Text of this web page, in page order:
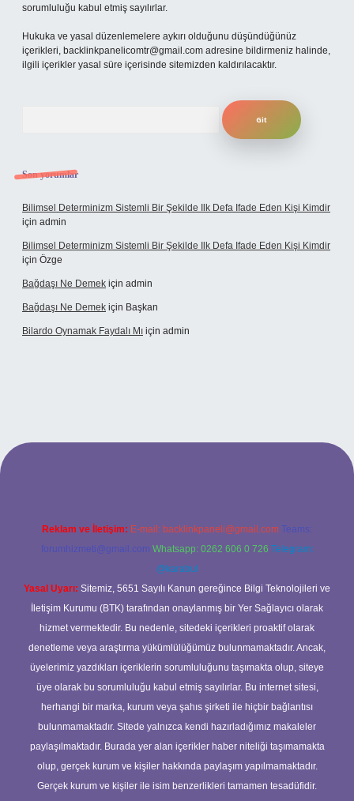
sorumluluğu kabul etmiş sayılırlar.
Hukuka ve yasal düzenlemelere aykırı olduğunu düşündüğünüz
içerikleri, backlinkpanelicomtr@gmail.com adresine bildirmeniz halinde,
ilgili içerikler yasal süre içerisinde sitemizden kaldırılacaktır.
Son yorumlar
Bilimsel Determinizm Sistemli Bir Şekilde Ilk Defa Ifade Eden Kişi Kimdir
için admin
Bilimsel Determinizm Sistemli Bir Şekilde Ilk Defa Ifade Eden Kişi Kimdir
için Özge
Bağdaşı Ne Demek için admin
Bağdaşı Ne Demek için Başkan
Bilardo Oynamak Faydalı Mı için admin
Reklam ve İletişim: E-mail: backlinkpaneli@gmail.com Teams:
forumhizmeti@gmail.com Whatsapp: 0262 606 0 726 Telegram:
@karabul
Yasal Uyarı: Sitemiz, 5651 Sayılı Kanun gereğince Bilgi Teknolojileri ve
İletişim Kurumu (BTK) tarafından onaylanmış bir Yer Sağlayıcı olarak
hizmet vermektedir. Bu nedenle, sitedeki içerikleri proaktif olarak
denetleme veya araştırma yükümlülüğümüz bulunmamaktadır. Ancak,
üyelerimiz yazdıkları içeriklerin sorumluluğunu taşımakta olup, siteye
üye olarak bu sorumluluğu kabul etmiş sayılırlar. Bu internet sitesi,
herhangi bir marka, kurum veya şahıs şirketi ile hiçbir bağlantısı
bulunmamaktadır. Sitede yalnızca kendi hazırladığımız makaleler
paylaşılmaktadır. Burada yer alan içerikler haber niteliği taşımamakta
olup, gerçek kurum ve kişiler hakkında paylaşım yapılmamaktadır.
Gerçek kurum ve kişiler ile isim benzerlikleri tamamen tesadüfidir.